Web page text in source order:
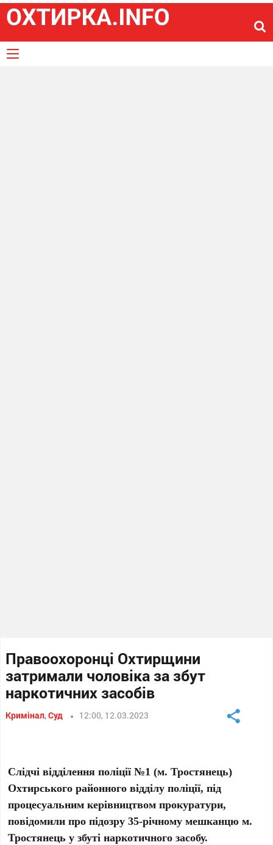
Правоохоронці Охтирщини
затримали чоловіка за збут
наркотичних засобів
Кримінал,Суд 12:00, 12.03.2023
Слідчі відділення поліції №1 (м. Тростянець)
Охтирського районного відділу поліції, під
процесуальним керівництвом прокуратури,
повідомили про підозру 35-річному мешканцю м.
Тростянець у збуті наркотичного засобу.